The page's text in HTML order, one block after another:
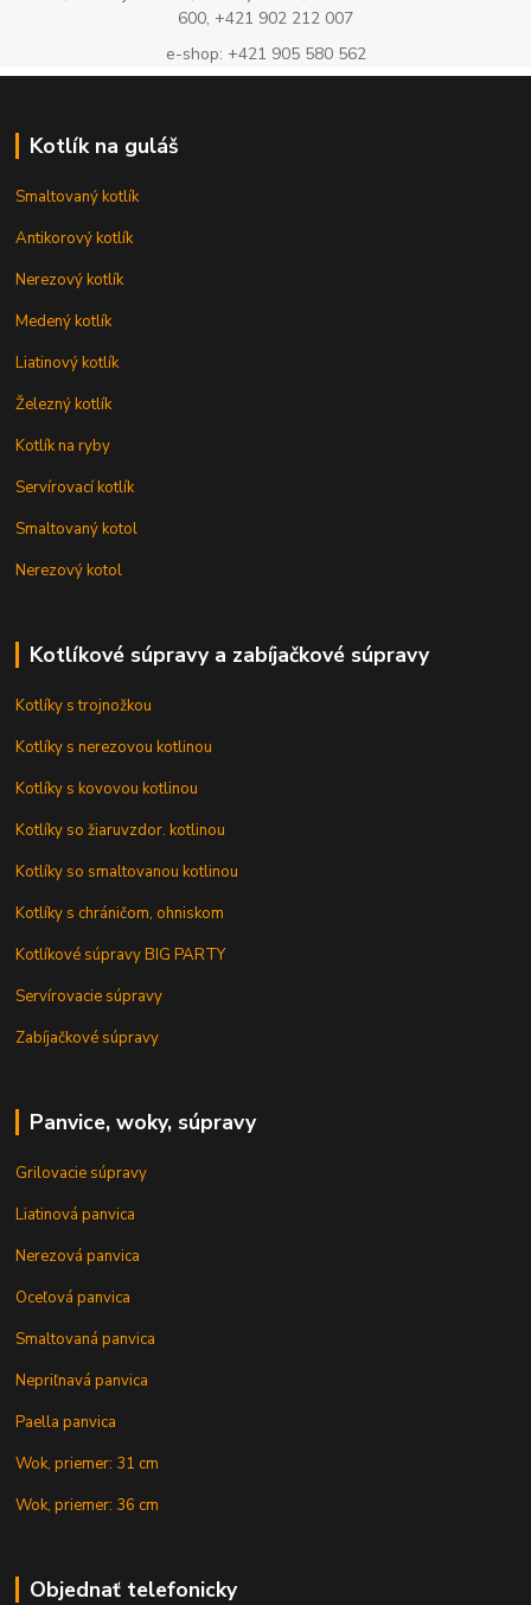
600, +421 902 212 007
e-shop: +421 905 580 562
Kotlík na guláš
Smaltovaný kotlík
Antikorový kotlík
Nerezový kotlík
Medený kotlík
Liatinový kotlík
Železný kotlík
Kotlík na ryby
Servírovací kotlík
Smaltovaný kotol
Nerezový kotol
Kotlíkové súpravy a zabíjačkové súpravy
Kotlíky s trojnožkou
Kotlíky s nerezovou kotlinou
Kotlíky s kovovou kotlinou
Kotlíky so žiaruvzdor. kotlinou
Kotlíky so smaltovanou kotlinou
Kotlíky s chráničom, ohniskom
Kotlíkové súpravy BIG PARTY
Servírovacie súpravy
Zabíjačkové súpravy
Panvice, woky, súpravy
Grilovacie súpravy
Liatinová panvica
Nerezová panvica
Oceľová panvica
Smaltovaná panvica
Nepriľnavá panvica
Paella panvica
Wok, priemer: 31 cm
Wok, priemer: 36 cm
Objednať telefonicky